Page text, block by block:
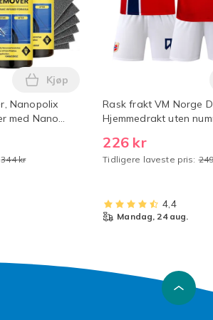
Nanopolix
med Nano
344 kr
Legg Nanopolix ripefjerner,
Kjøp
Rask frakt VM Norge
Hjemmedrakt uten
Haaland 28
226 kr
Tidligere laveste pris:
4,4
mandag, 24 aug.